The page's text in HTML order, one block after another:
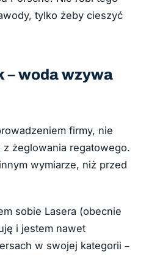
tylko żeby cieszyć
– woda wzywa
firmy, nie
z żeglowania regatowego.
wymiarze, niż przed
sobie Lasera (obecnie
i jestem nawet
w swojej kategorii –